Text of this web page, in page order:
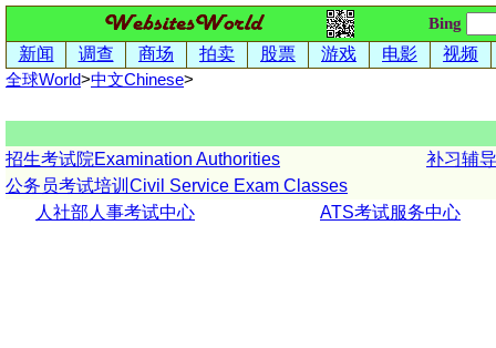
Bing
新闻 调查 商场 拍卖 股票 游戏 电影 视频
全球World>中文Chinese>
招生考试院Examination Authorities
公务员考试培训Civil Service Exam Classes
补习辅
人社部人事考试中心 ATS考试服务中心